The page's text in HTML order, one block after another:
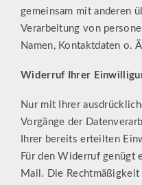
gemeinsam mit anderen
Verarbeitung von
Namen, Kontaktdaten o.
Widerruf Ihrer
Nur mit Ihrer
Vorgänge der
Ihrer bereits erteilten
Für den Widerruf genügt
Mail. Die